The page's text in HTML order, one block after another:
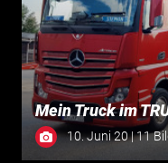
Mein Truck im
10. Juni 20 | 11